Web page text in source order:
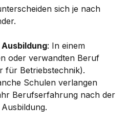
sich je nach
: In einem
oder verwandten Beruf
für Betriebstechnik).
Schulen verlangen
Berufserfahrung nach der